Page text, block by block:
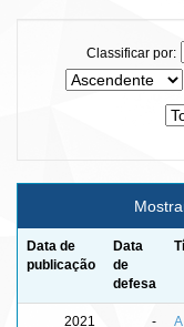
Classificar por:
Data de
publicação
Data
de
defesa
2021 -
A